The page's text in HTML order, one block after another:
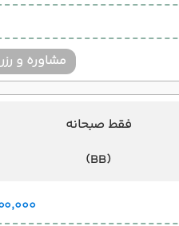
مشاوره و
فقط صبحانه
(BB)